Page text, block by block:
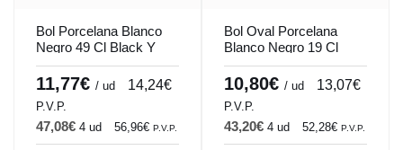
Bol Porcelana Blanco
Negro 49 Cl Black Y
White Tableswing
11,77€ / ud 14,24€
P.V.P.
47,08€ 4 ud 56,96€ P.V.P.
Bol Oval Porcelana
Blanco Negro 19 Cl
Black Y White
Tableswing
10,80€ / ud 13,07€
P.V.P.
43,20€ 4 ud 52,28€ P.V.P.